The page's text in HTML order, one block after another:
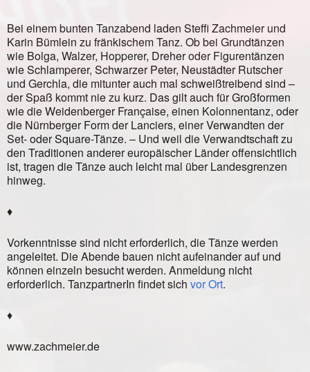
Bei einem bunten Tanzabend laden Steffi Zachmeier und
Karin Bümlein zu fränkischem Tanz. Ob bei Grundtänzen
wie Bolga, Walzer, Hopperer, Dreher oder Figurentänzen
wie Schlamperer, Schwarzer Peter, Neustädter Rutscher
und Gerchla, die mitunter auch mal schweißtreibend sind –
der Spaß kommt nie zu kurz. Das gilt auch für Großformen
wie die Weidenberger Française, einen Kolonnentanz, oder
die Nürnberger Form der Lanciers, einer Verwandten der
Set- oder Square-Tänze. – Und weil die Verwandtschaft zu
den Traditionen anderer europäischer Länder offensichtlich
ist, tragen die Tänze auch leicht mal über Landesgrenzen
hinweg.
♦
Vorkenntnisse sind nicht erforderlich, die Tänze werden
angeleitet. Die Abende bauen nicht aufeinander auf und
können einzeln besucht werden. Anmeldung nicht
erforderlich. TanzpartnerIn findet sich vor Ort.
♦
www.zachmeier.de